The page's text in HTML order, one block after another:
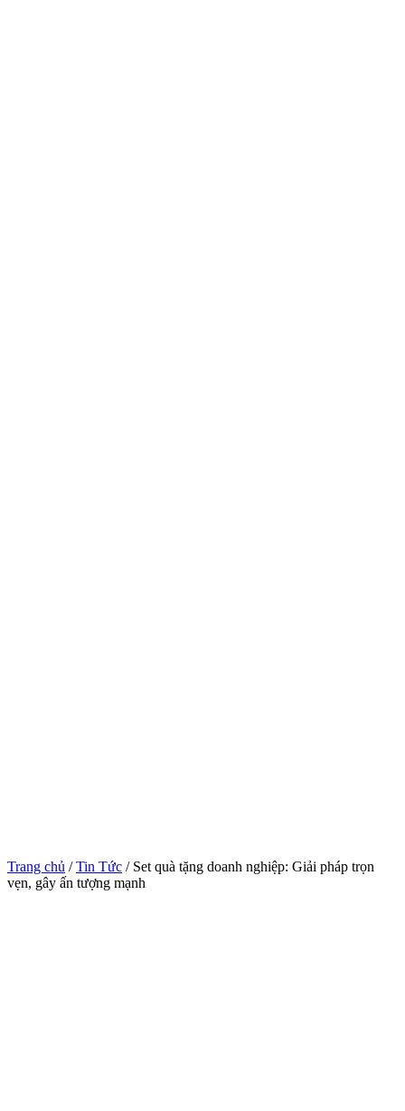
Trang chủ /Tin Tức / Set quà tặng doanh nghiệp: Giải pháp trọn
vẹn, gây ấn tượng mạnh